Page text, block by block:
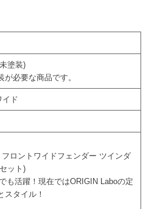
塗装)
必要な商品です。
イド
ロントワイドフェンダー ツインダ
ット)
も活躍！現在ではORIGIN Laboの定
スタイル！